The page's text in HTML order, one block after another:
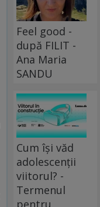
Feel good -
după FILIT -
Ana Maria
SANDU
Cum își văd
adolescenții
viitorul? -
Termenul
pentru